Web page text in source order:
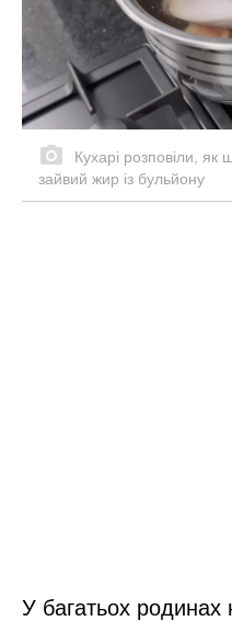
Кухарі розповіли, як
зайвий жир із бульйону
У багатьох родинах